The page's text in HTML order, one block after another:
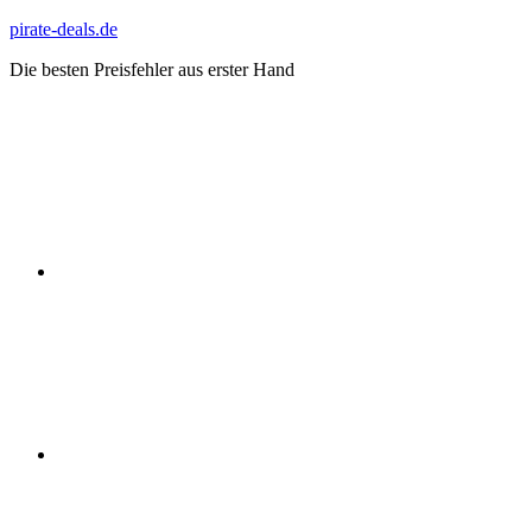
Zum
springen
pirate-deals.de
Die besten Preisfehler aus erster Hand